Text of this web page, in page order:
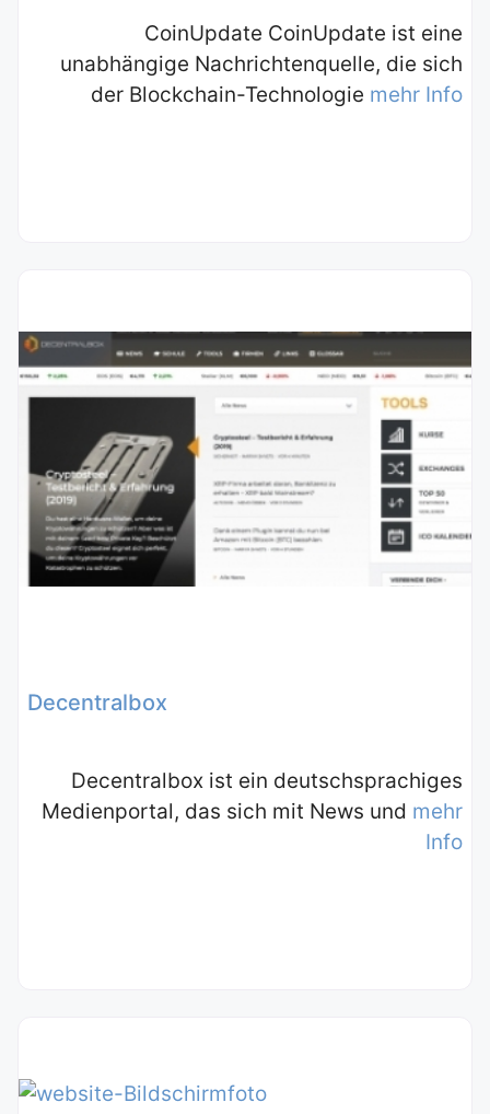
CoinUpdate CoinUpdate ist eine
unabhängige Nachrichtenquelle, die sich
der Blockchain-Technologie mehr Info
Decentralbox
Decentralbox ist ein deutschsprachiges
Medienportal, das sich mit News und mehr
Info